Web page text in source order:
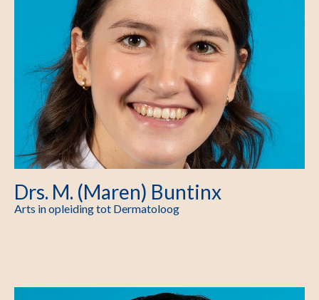
Drs. M. (Maren) Buntinx
Arts in opleiding tot Dermatoloog